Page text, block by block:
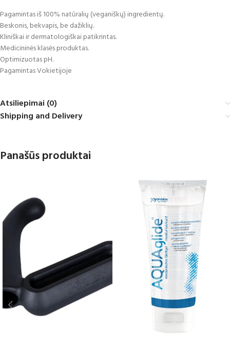
Pagamintas iš 100% natūralių (veganiškų) ingredientų.
Beskonis, bekvapis, be dažiklių.
Kliniškai ir dermatologiškai patikrintas.
Medicininės klasės produktas.
Optimizuotas pH.
Pagamintas Vokietijoje
Atsiliepimai (0)
Shipping and Delivery
Panašūs produktai